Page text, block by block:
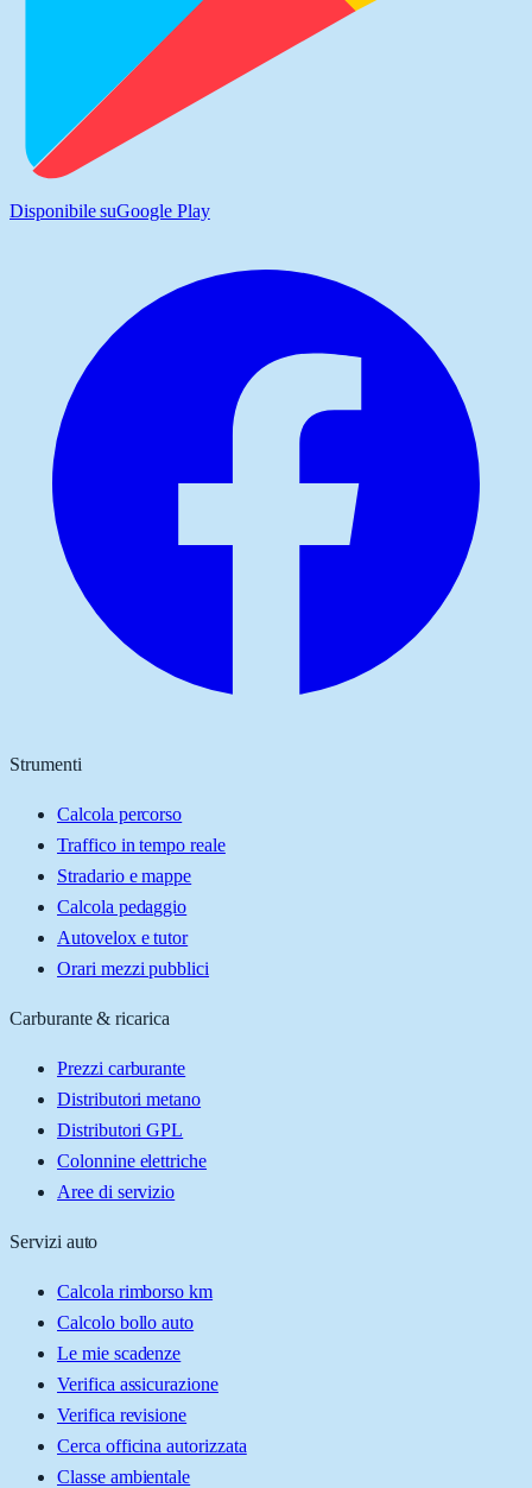
Disponibile suGoogle Play
Strumenti
Calcola percorso
Traffico in tempo reale
Stradario e mappe
Calcola pedaggio
Autovelox e tutor
Orari mezzi pubblici
Carburante & ricarica
Prezzi carburante
Distributori metano
Distributori GPL
Colonnine elettriche
Aree di servizio
Servizi auto
Calcola rimborso km
Calcolo bollo auto
Le mie scadenze
Verifica assicurazione
Verifica revisione
Cerca officina autorizzata
Classe ambientale